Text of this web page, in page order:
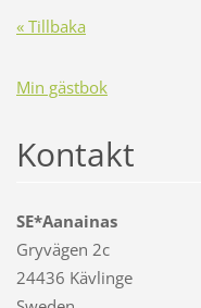
« Tillbaka
Min gästbok
Kontakt
SE*Aanainas
Gryvägen 2c
24436 Kävlinge